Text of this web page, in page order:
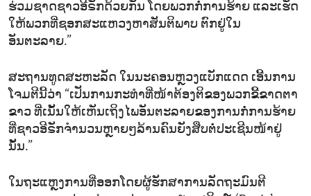
ຮ່ວມຊາດຊາວອີຣັກດ້ວຍກັນ ໂດຍພວກກໍ່ການຮ້າຍ ແລະເຮັດ
ໃຫ້ພວກທີ່ຊອກສະແຫວງຫາສັນຕິພາບ ຕົກຢູ່ໃນ
ອັນຕະລາຍ.”
ສະຖານທູດສະຫະລັດ ໃນນະຄອນຫຼວງແບັກແດດ ເອີ້ນການ
ໂຈມຕີນີ້ວ່າ “ເປັນການກະທຳທີ່ໜ້າຕ້ອງຕິຂອງພວກຂີ້ຂາດຕາ
ຂາວ ທີ່ເນັ້ນໃຫ້ເຫັນເຖິງໄພອັນຕະລາຍຂອງການກໍ່ການຮ້າຍ
ທີ່ຊາວອີຣັກຈຳນວນຫຼາຍໆລ້ານຄົນຍັງສືບຕໍ່ປະເຊີນໜ້າຢູ່
ນັ້ນ.”
ໃນຖະແຫຼງການທີ່ອອກໂດຍຜູ້ຮັກສາການລັດຖະມົນຕີ